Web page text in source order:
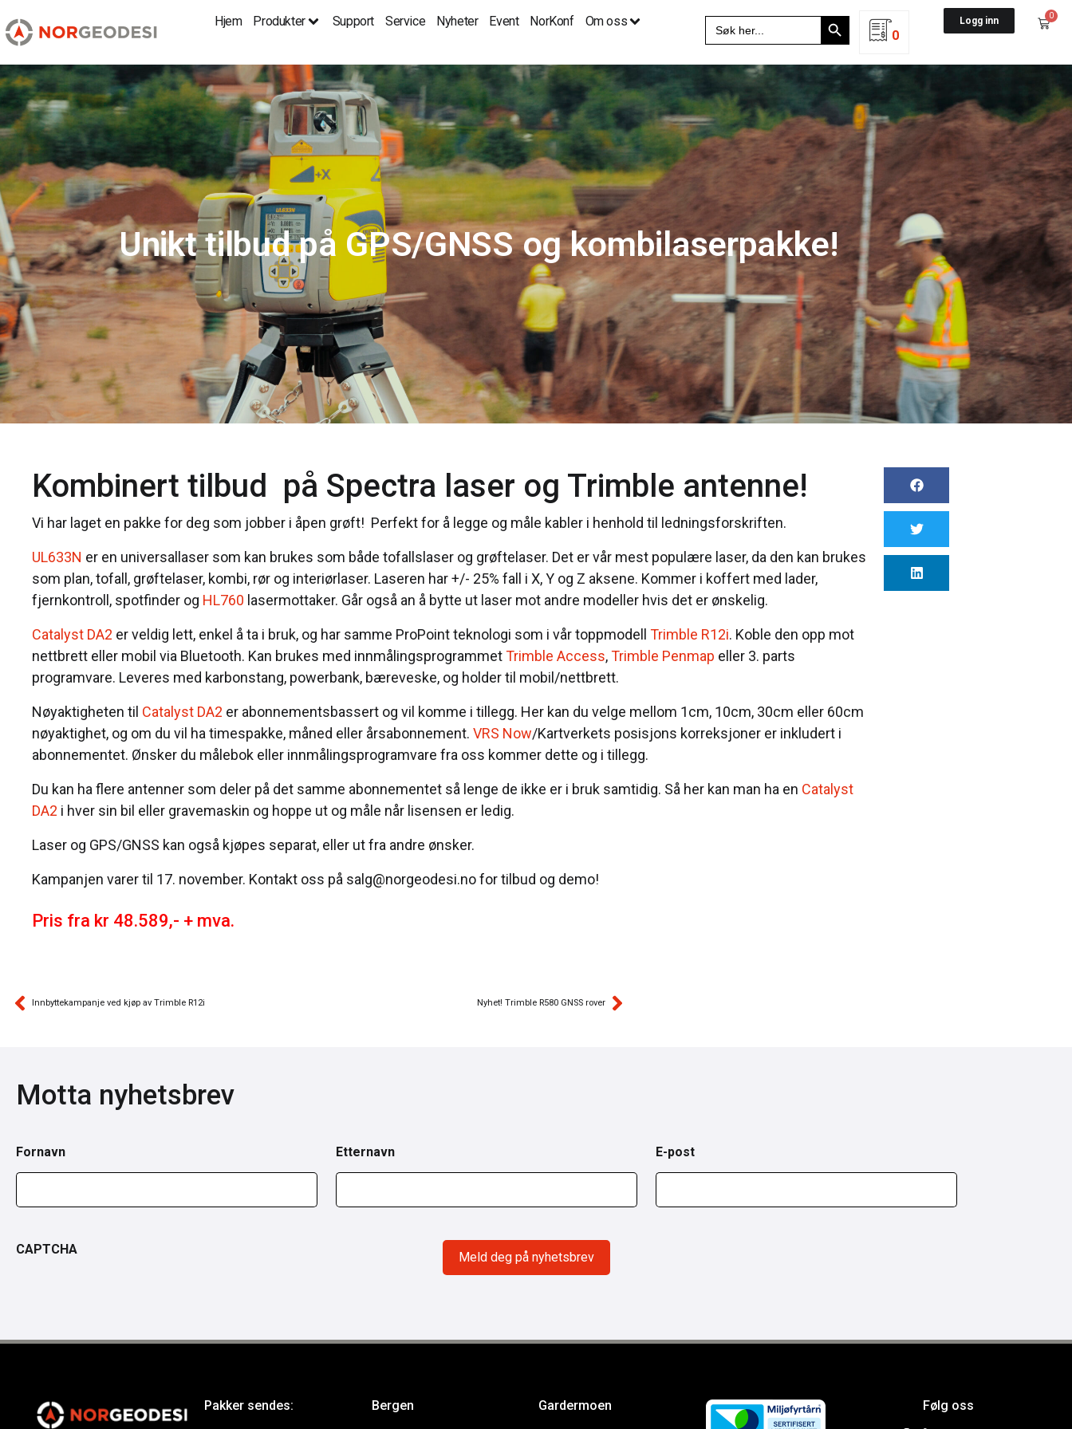
Hjem Produkter Support Service Nyheter Event NorKonf Om oss
Search
for:
Search Button
0
Logg inn 0
Unikt tilbud på GPS/GNSS og kombilaserpakke!
Kombinert tilbud på Spectra laser og Trimble antenne!
Vi har laget en pakke for deg som jobber i åpen grøft! Perfekt for å legge og måle kabler i henhold til ledningsforskriften.
UL633N er en universallaser som kan brukes som både tofallslaser og grøftelaser. Det er vår mest populære laser, da den kan brukes
som plan, tofall, grøftelaser, kombi, rør og interiørlaser. Laseren har +/- 25% fall i X, Y og Z aksene. Kommer i koffert med lader,
fjernkontroll, spotfinder og HL760 lasermottaker. Går også an å bytte ut laser mot andre modeller hvis det er ønskelig.
Catalyst DA2 er veldig lett, enkel å ta i bruk, og har samme ProPoint teknologi som i vår toppmodell Trimble R12i. Koble den opp mot
nettbrett eller mobil via Bluetooth. Kan brukes med innmålingsprogrammetTrimble Access,Trimble Penmap eller 3. parts
programvare. Leveres med karbonstang, powerbank, bæreveske, og holder til mobil/nettbrett.
Nøyaktigheten til Catalyst DA2 er abonnementsbassert og vil komme i tillegg. Her kan du velge mellom 1cm, 10cm, 30cm eller 60cm
nøyaktighet, og om du vil ha timespakke, måned eller årsabonnement. VRS Now/Kartverkets posisjons korreksjoner er inkludert i
abonnementet. Ønsker du målebok eller innmålingsprogramvare fra oss kommer dette og i tillegg.
Du kan ha flere antenner som deler på det samme abonnementet så lenge de ikke er i bruk samtidig. Så her kan man ha en Catalyst
DA2 i hver sin bil eller gravemaskin og hoppe ut og måle når lisensen er ledig.
Laser og GPS/GNSS kan også kjøpes separat, eller ut fra andre ønsker.
Kampanjen varer til 17. november. Kontakt oss på salg@norgeodesi.no for tilbud og demo!
Pris fra kr 48.589,- + mva.
Innbyttekampanje ved kjøp av Trimble R12i Nyhet! Trimble R580 GNSS rover
Motta nyhetsbrev
Fornavn Etternavn E-post
CAPTCHA
Pakker sendes: Bergen Gardermoen Følg oss